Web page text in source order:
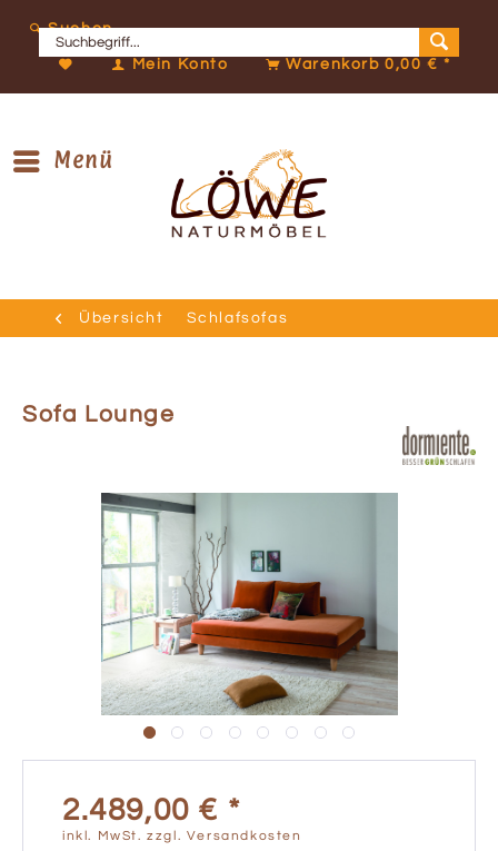
Suchen
Mein Konto Warenkorb0,00 € *
Menü
Übersicht Schlafsofas
Sofa Lounge
2.489,00 € *
inkl. MwSt.zzgl. Versandkosten